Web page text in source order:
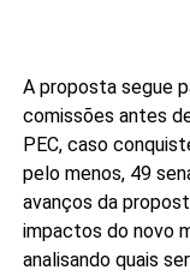
A proposta segue
comissões antes
PEC, caso
pelo menos, 49
avanços da
impactos do novo
analisando quais